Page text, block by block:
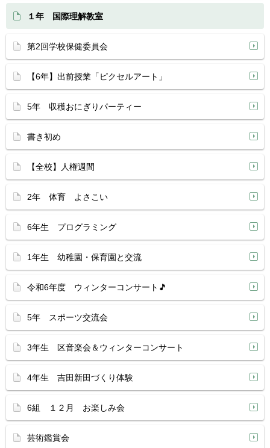
１年 国際理解教室
第2回学校保健委員会
【6年】出前授業「ピクセルアート」
5年 収穫おにぎりパーティー
書き初め
【全校】人権週間
2年 体育 よさこい
6年生 プログラミング
1年生 幼稚園・保育園と交流
令和6年度 ウィンターコンサート🎵
5年 スポーツ交流会
3年生 区音楽会＆ウィンターコンサート
4年生 吉田新田づくり体験
6組 １２月 お楽しみ会
芸術鑑賞会